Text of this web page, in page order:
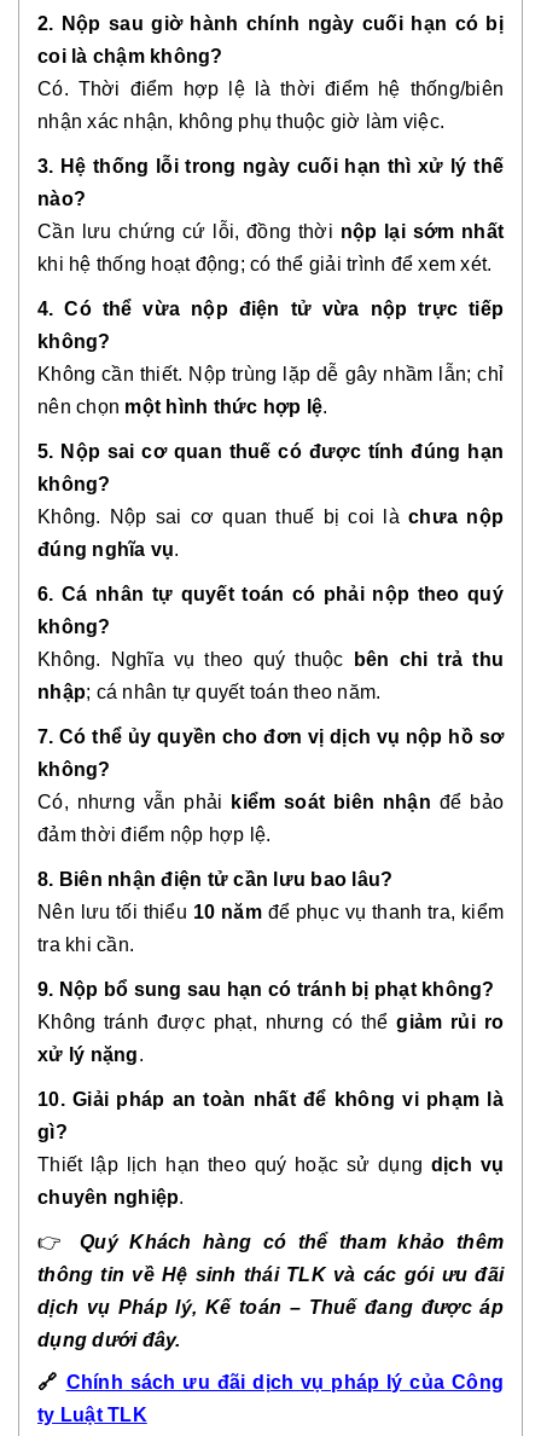
2. Nộp sau giờ hành chính ngày cuối hạn có bị
coi là chậm không?
Có. Thời điểm hợp lệ là thời điểm hệ thống/biên
nhận xác nhận, không phụ thuộc giờ làm việc.
3. Hệ thống lỗi trong ngày cuối hạn thì xử lý thế
nào?
Cần lưu chứng cứ lỗi, đồng thời nộp lại sớm nhất
khi hệ thống hoạt động; có thể giải trình để xem xét.
4. Có thể vừa nộp điện tử vừa nộp trực tiếp
không?
Không cần thiết. Nộp trùng lặp dễ gây nhầm lẫn; chỉ
nên chọn một hình thức hợp lệ.
5. Nộp sai cơ quan thuế có được tính đúng hạn
không?
Không. Nộp sai cơ quan thuế bị coi làchưa nộp
đúng nghĩa vụ.
6. Cá nhân tự quyết toán có phải nộp theo quý
không?
Không. Nghĩa vụ theo quý thuộc
bên chi trả thu
nhập; cá nhân tự quyết toán theo năm.
7. Có thể ủy quyền cho đơn vị dịch vụ nộp hồ sơ
không?
Có, nhưng vẫn phải
kiểm soát biên nhận để bảo
đảm thời điểm nộp hợp lệ.
8. Biên nhận điện tử cần lưu bao lâu?
Nên lưu tối thiểu 10 nămđể phục vụ thanh tra, kiểm
tra khi cần.
9. Nộp bổ sung sau hạn có tránh bị phạt không?
Không tránh được phạt, nhưng có thểgiảm rủi ro
xử lý nặng.
10. Giải pháp an toàn nhất để không vi phạm là
gì?
Thiết lập lịch hạn theo quý hoặc sử dụng dịch vụ
chuyên nghiệp.
👉
Quý Khách hàng có thể tham khảo thêm
thông tin về Hệ sinh thái TLK và các gói ưu đãi
dịch vụ Pháp lý, Kế toán – Thuế đang được áp
dụng dưới đây.
🔗 Chính sách ưu đãi dịch vụ pháp lý của Công
ty Luật TLK